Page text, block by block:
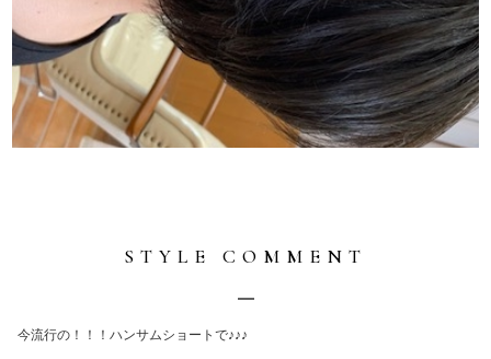
STYLE COMMENT
今流行の！！！ハンサムショートで♪♪♪